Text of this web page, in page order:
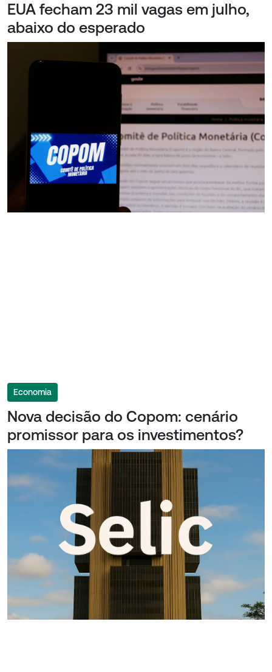
EUA fecham 23 mil vagas em julho,
abaixo do esperado
Economia
Nova decisão do Copom: cenário
promissor para os investimentos?